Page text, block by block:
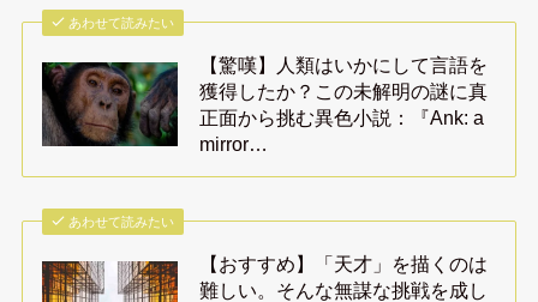
あわせて読みたい
【驚嘆】人類はいかにして言語を
獲得したか？この未解明の謎に真
正面から挑む異色小説：『Ank: a
mirror…
あわせて読みたい
【おすすめ】「天才」を描くのは
難しい。そんな無謀な挑戦を成し